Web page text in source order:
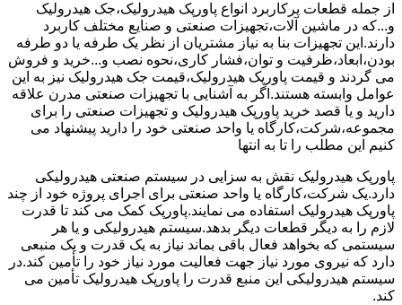
از جمله قطعات پرکاربرد انواع پاورپک هیدرولیک،جک هیدرولیک
و...که در ماشین آلات،تجهیزات صنعتی و صنایع مختلف کاربرد
دارند.این تجهیزات بنا به نیاز مشتریان از نظر یک طرفه یا دو طرفه
بودن،ابعاد،ظرفیت و توان،فشار کاری،نحوه نصب و...خرید و فروش
می گردند و قیمت پاورپک هیدرولیک،قیمت جک هیدرولیک نیز به این
عوامل وابسته هستند.اگر به آشنایی با تجهیزات صنعتی مدرن علاقه
دارید و یا قصد خرید پاورپک هیدرولیک و تجهیزات صنعتی را برای
مجموعه،شرکت،کارگاه یا واحد صنعتی خود را دارید پیشنهاد می
کنیم این مطلب را تا به انتها
پاورپک هیدرولیک نقش به سزایی در سیستم صنعتی هیدرولیکی
دارد.یک شرکت،کارگاه یا واحد صنعتی برای اجرای پروژه خود از چند
پاورپک هیدرولیک استفاده می نمایند.پاورپک کمک می کند تا قدرت
لازم را به دیگر قطعات دیگر بدهد.سیستم هیدرولیکی و یا هر
سیستمی که بخواهد فعال باقی بماند نیاز به یک قدرت و یک منبعی
دارد که نیروی مورد نیاز جهت فعالیت مورد نیاز خود را تأمین کند.در
سیستم هیدرولیکی این منبع قدرت را پاورپک هیدرولیک تأمین می
کند.